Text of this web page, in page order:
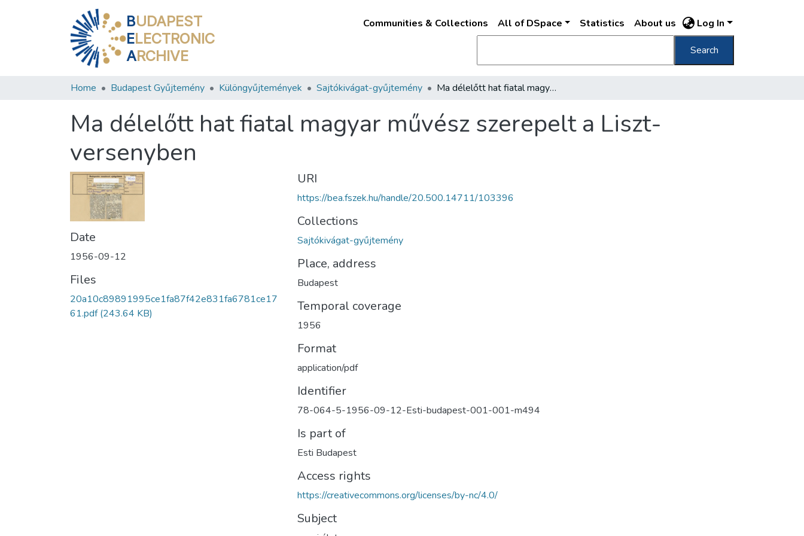
BUDAPEST
ELECTRONIC
ARCHIVE
Communities & Collections All of DSpace Statistics About us Log In
Search
Home Budapest Gyűjtemény Különgyűjtemények Sajtókivágat-gyűjtemény Ma délelőtt hat fiatal magyar művész szerepelt a Liszt-versenyben
Ma délelőtt hat fiatal magyar művész szerepelt a Liszt-
versenyben
Date
1956-09-12
Files
20a10c89891995ce1fa87f42e831fa6781ce17
61.pdf(243.64 KB)
URI
https://bea.fszek.hu/handle/20.500.14711/103396
Collections
Sajtókivágat-gyűjtemény
Place, address
Budapest
Temporal coverage
1956
Format
application/pdf
Identifier
78-064-5-1956-09-12-Esti-budapest-001-001-m494
Is part of
Esti Budapest
Access rights
https://creativecommons.org/licenses/by-nc/4.0/
Subject